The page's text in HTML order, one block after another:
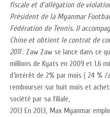
fiscale et d’allégation de
Président de la Myanmar
Fédération de Tennis. Il
Chine et obtient le contrat de
2011 : Zaw Zaw se lance dans ce
millions de Kyats en 2009 et 1.6
d’intérêt de 2% par mois ( 24 %
rembourser sur huit mois et
société par sa filiale,
2013 En 2013, Max Myanmar